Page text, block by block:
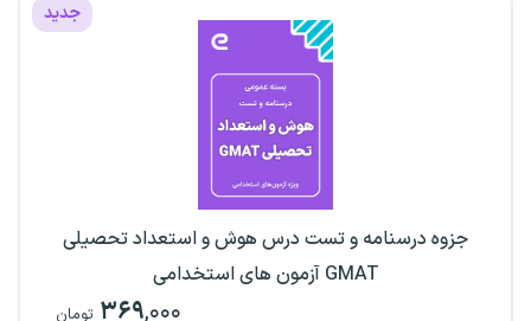
جدید
جزوه درسنامه و تست درس هوش و استعداد تحصیلی
GMAT آزمون های استخدامی
۳۶۹,۰۰۰ تومان